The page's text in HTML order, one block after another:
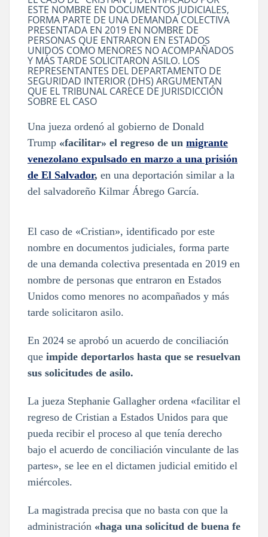
ESTE NOMBRE EN DOCUMENTOS JUDICIALES,
FORMA PARTE DE UNA DEMANDA COLECTIVA
PRESENTADA EN 2019 EN NOMBRE DE
PERSONAS QUE ENTRARON EN ESTADOS
UNIDOS COMO MENORES NO ACOMPAÑADOS
Y MÁS TARDE SOLICITARON ASILO. LOS
REPRESENTANTES DEL DEPARTAMENTO DE
SEGURIDAD INTERIOR (DHS) ARGUMENTAN
QUE EL TRIBUNAL CARECE DE JURISDICCIÓN
SOBRE EL CASO
Una jueza ordenó al gobierno de Donald
Trump «facilitar» el regreso de un migrante
venezolano expulsado en marzo a una prisión
de El Salvador, en una deportación similar a la
del salvadoreño Kilmar Ábrego García.
El caso de «Cristian», identificado por este
nombre en documentos judiciales, forma parte
de una demanda colectiva presentada en 2019 en
nombre de personas que entraron en Estados
Unidos como menores no acompañados y más
tarde solicitaron asilo.
En 2024 se aprobó un acuerdo de conciliación
que impide deportarlos hasta que se resuelvan
sus solicitudes de asilo.
La jueza Stephanie Gallagher ordena «facilitar el
regreso de Cristian a Estados Unidos para que
pueda recibir el proceso al que tenía derecho
bajo el acuerdo de conciliación vinculante de las
partes», se lee en el dictamen judicial emitido el
miércoles.
La magistrada precisa que no basta con que la
administración «haga una solicitud de buena fe